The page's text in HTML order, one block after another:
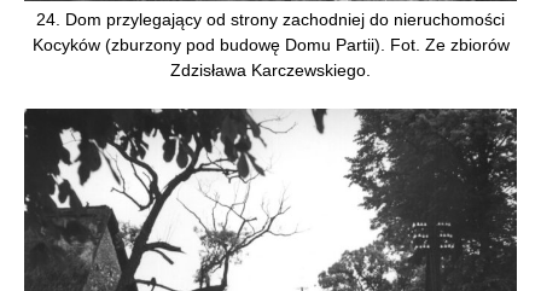
24. Dom przylegający od strony zachodniej do nieruchomości
Kocyków (zburzony pod budowę Domu Partii). Fot. Ze zbiorów
Zdzisława Karczewskiego.